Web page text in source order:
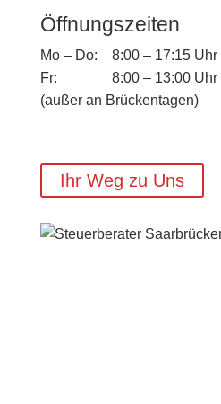
Öffnungs­zei­ten
Mo – Do:
8:00 – 17:15 Uhr
Fr:
8:00 – 13:00 Uhr
(außer an Brückentagen)
Ihr Weg zu Uns